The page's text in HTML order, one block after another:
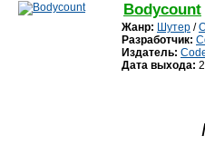
Bodycount
Жанр: Шутер /
Разработчик:
Издатель:
Дата выхода: